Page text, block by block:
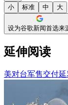
小 标准 中 大
设为谷歌新闻首选来
延伸阅读
美对台军售交付